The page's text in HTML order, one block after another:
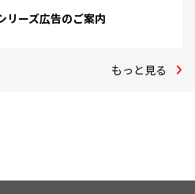
リーズ広告のご案内
もっと見る